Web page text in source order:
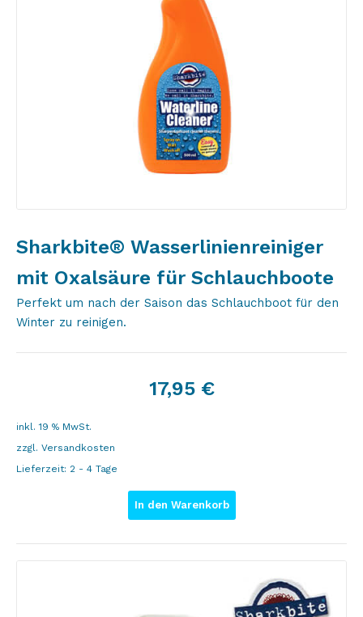
Sharkbite® Wasserlinienreiniger
mit Oxalsäure für Schlauchboote
Perfekt um nach der Saison das Schlauchboot für den
Winter zu reinigen.
17,95 €
inkl. 19 % MwSt.
zzgl. Versandkosten
Lieferzeit: 2 - 4 Tage
In den Warenkorb